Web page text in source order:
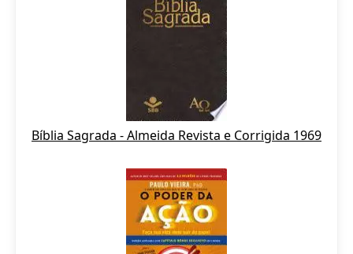
Bíblia Sagrada - Almeida Revista e Corrigida 1969